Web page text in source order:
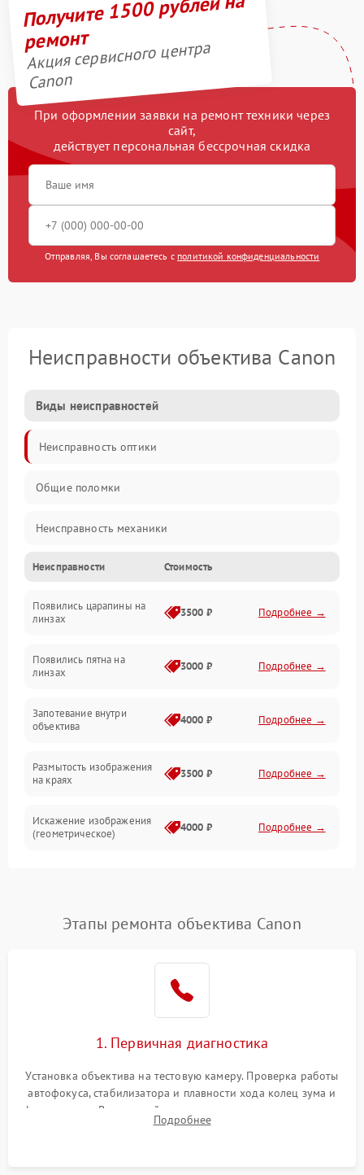
Получите 1500 рублей на
ремонт
Акция сервисного центра
Canon
При оформлении заявки на ремонт техники через
сайт,
действует персональная бессрочная скидка
Отправляя, Вы соглашаетесь с политикой конфиденциальности
Неисправности объектива Canon
Виды неисправностей
Неисправность оптики
Общие поломки
Неисправность механики
Неисправность электроники (если объектив с мотором/
Прочие неисправности
Неисправности Стоимость
Появились царапины на
линзах
3500 ₽ Подробнее →
Появились пятна на
линзах
3000 ₽ Подробнее →
Запотевание внутри
объектива
4000 ₽ Подробнее →
Размытость изображения
на краях
3500 ₽ Подробнее →
Искажение изображения
(геометрическое)
4000 ₽ Подробнее →
Проблемы с резкостью
Этапы ремонта объектива Canon
1. Первичная диагностика
Установка объектива на тестовую камеру. Проверка работы
автофокуса, стабилизатора и плавности хода колец зума и
фокусировки. Визуальный осмотр линз на наличие царапин,
грибка, пыли и оценка состояния контактов байонета.
Подробнее